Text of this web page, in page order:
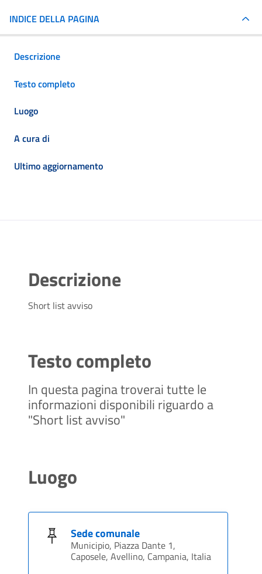
INDICE DELLA PAGINA
Descrizione
Testo completo
Luogo
A cura di
Ultimo aggiornamento
Descrizione
Short list avviso
Testo completo
In questa pagina troverai tutte le
informazioni disponibili riguardo a
"Short list avviso"
Luogo
Sede comunale
Municipio, Piazza Dante 1,
Caposele, Avellino, Campania, Italia